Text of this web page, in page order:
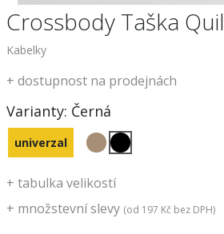
Crossbody Taška
Kabelky
+ množstevní slevy (od 197 Kč bez DPH)
+ dostupnost na prodejnách
Varianty: Černá
univerzal
+ tabulka velikostí